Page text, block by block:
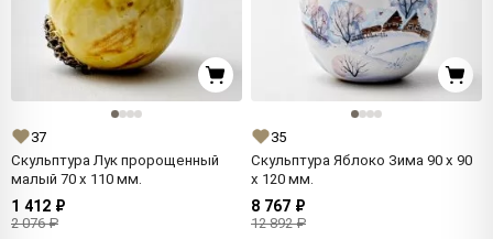
37
Скульптура Лук пророщенный
малый 70 x 110 мм.
1 412 ₽
2 076 ₽
35
Скульптура Яблоко Зима 90 x 90
x 120 мм.
8 767 ₽
12 892 ₽